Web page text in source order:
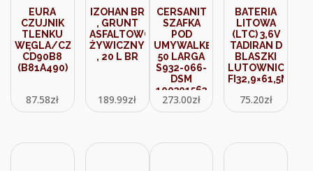
EURA
CZUJNIK
TLENKU
WĘGLA/CZADU
CD90B8
(B81A490)
87.58zł
IZOHAN BR
, GRUNT
ASFALTOWO-
ŻYWICZNY
, 20 L BR
189.99zł
CERSANIT
SZAFKA
POD
UMYWALKĘ
50 LARGA
S932-066-
DSM
100301563
273.00zł
BATERIA
LITOWA
(LTC) 3,6V
TADIRAN D
BLASZKI
LUTOWNICZE
FI32,9×61,5MM
75.20zł